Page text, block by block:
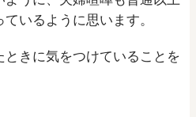
いるように思います。
きに気をつけていることを